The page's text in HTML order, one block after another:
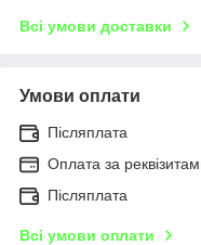
Всі умови доставки
Умови оплати
Післяплата
Оплата за
Післяплата
Всі умови оплати